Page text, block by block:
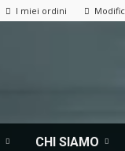
I miei ordini
CHI SIAMO